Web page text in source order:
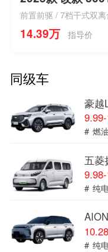
前置前驱 / 7档干式双离
14.39万 指导价
同级车
豪越
# 燃
五菱
# 纯
# 纯